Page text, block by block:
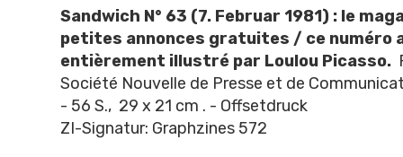
Sandwich N° 63 (7. Februar 1981) : le
petites annonces gratuites / ce numéro
entièrement illustré par Loulou Picasso.
Société Nouvelle de Presse et de
- 56 S., 29 x 21 cm . - Offsetdruck
ZI-Signatur: Graphzines 572